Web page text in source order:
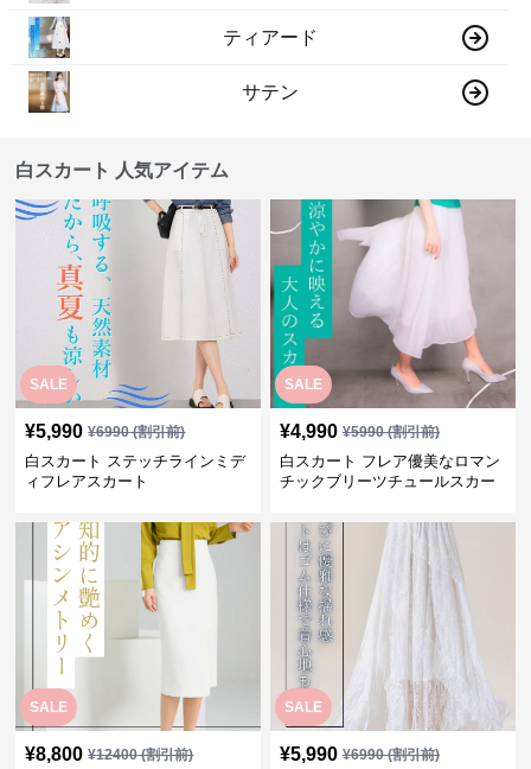
ティアード
サテン
白スカート 人気アイテム
SALE
¥5,990 ¥6990(割引前)
白スカート ステッチラインミデ
ィフレアスカート
SALE
¥4,990 ¥5990(割引前)
白スカート フレア優美なロマン
チックブリーツチュールスカー
SALE
¥8,800 ¥12400(割引前)
SALE
¥5,990 ¥6990(割引前)